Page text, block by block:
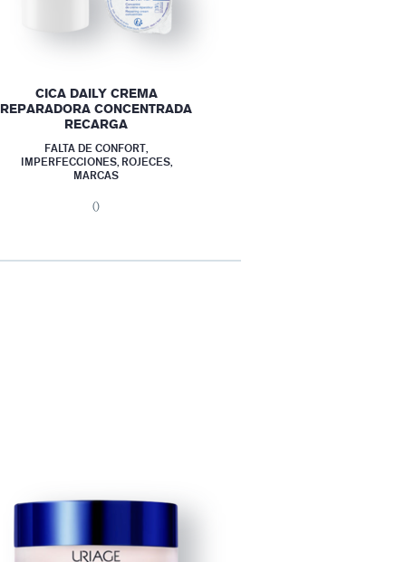
CICA DAILY CREMA
REPARADORA CONCENTRADA
RECARGA
FALTA DE CONFORT,
IMPERFECCIONES, ROJECES,
MARCAS
()